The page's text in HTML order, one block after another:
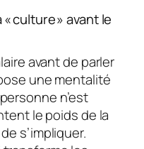
culture » avant le
avant de parler
une mentalité
n’est
le poids de la
s’impliquer.